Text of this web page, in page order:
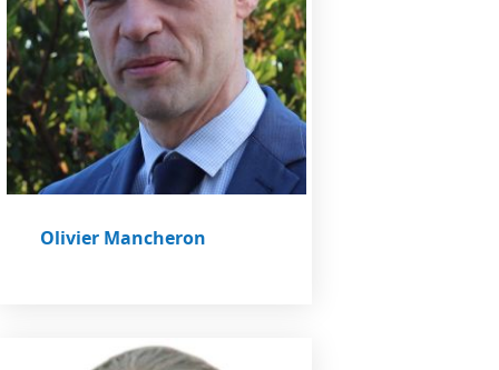
Olivier Mancheron